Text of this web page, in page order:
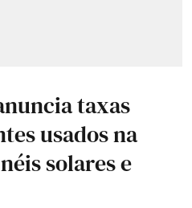
taxas
usados na
solares e